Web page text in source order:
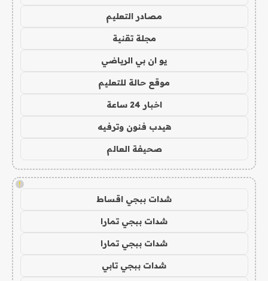
مصادر التعليم
مجلة تقنية
يو ان بي الرياضي
موقع حالة للتعليم
اخبار 24 ساعة
هيدب فنون وترفيه
صحيفة العالم
!
شدات ببجي اقساط
شدات ببجي تمارا
شدات ببجي تمارا
شدات ببجي تابي